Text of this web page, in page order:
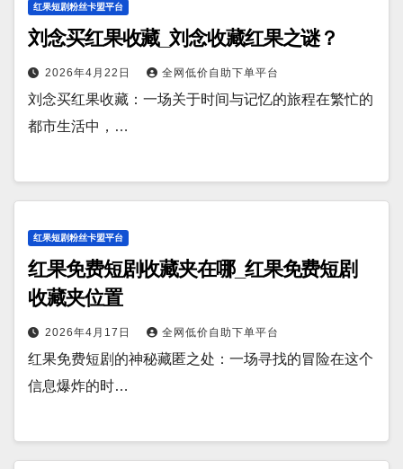
红果短剧粉丝卡盟平台
刘念买红果收藏_刘念收藏红果之谜？
2026年4月22日 全网低价自助下单平台
刘念买红果收藏：一场关于时间与记忆的旅程在繁忙的
都市生活中，…
红果短剧粉丝卡盟平台
红果免费短剧收藏夹在哪_红果免费短剧
收藏夹位置
2026年4月17日 全网低价自助下单平台
红果免费短剧的神秘藏匿之处：一场寻找的冒险在这个
信息爆炸的时…